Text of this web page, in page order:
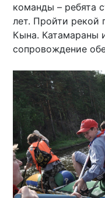
команды – ребята
лет. Пройти рекой
Кына. Катамараны
сопровождение